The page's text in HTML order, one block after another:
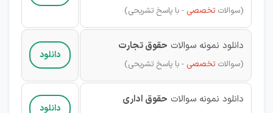
(سوالات تخصصی - با پاسخ تشریحی)
دانلود نمونه سوالات حقوق تجارت
(سوالات تخصصی - با پاسخ تشریحی)
دانلود
دانلود نمونه سوالات حقوق اداری
دانلود